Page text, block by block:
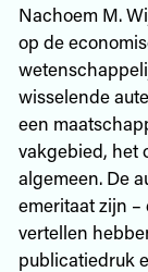
Nachoem M.
op de
wisselende
een
vakgebied, het
algemeen. De
emeritaat zijn
vertellen
publicatiedruk